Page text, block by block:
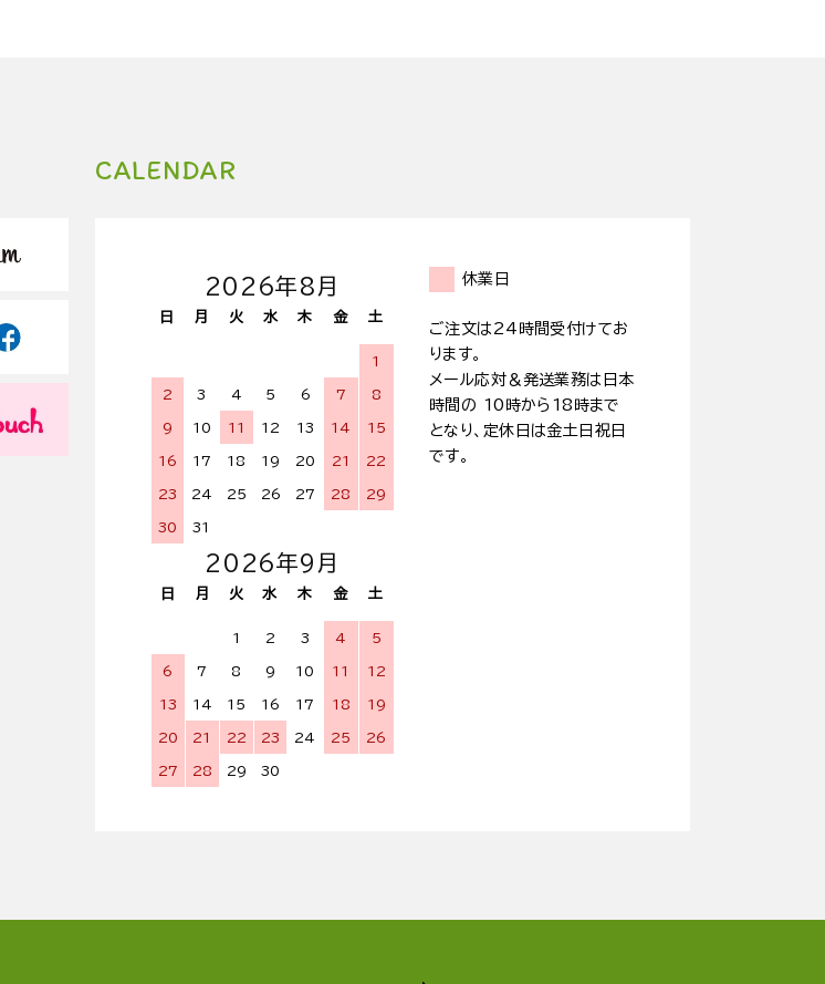
CALENDAR
2026年8月
日 月 火 水 木 金 土
1
2 3 4 5 6 7 8
9 10 11 12 13 14 15
16 17 18 19 20 21 22
23 24 25 26 27 28 29
30 31
2026年9月
日 月 火 水 木 金 土
1 2 3 4 5
6 7 8 9 10 11 12
13 14 15 16 17 18 19
20 21 22 23 24 25 26
27 28 29 30
休業日
ご注文は24時間受付けてお
ります。
メール応対＆発送業務は日本
時間の 10時から18時まで
となり、定休日は金土日祝日
です。